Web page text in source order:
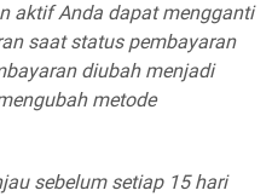
aktif Anda dapat mengganti
saat status pembayaran
diubah menjadi
metode
sebelum setiap 15 hari